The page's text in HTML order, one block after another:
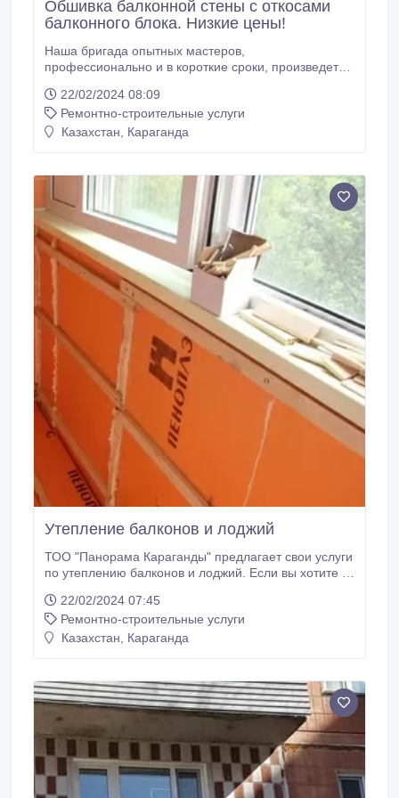
Обшивка балконной стены с откосами
балконного блока. Низкие цены!
Наша бригада опытных мастеров,
профессионально и в короткие сроки, произведет
пластиковые откосы балконного блока. Мы
используем только самые качественные материалы.
Своим клиентам мы предложим различные
22/02/2024 08:09
Ремонтно-строительные услуги
Казахстан, Караганда
Утепление балконов и лоджий
ТОО "Панорама Караганды" предлагает свои услуги
по утеплению балконов и лоджий. Если вы хотите ,
теплыми, по сравнению с обычным остекленным
балконом, наши мастера могут дополнительно
утеплить его пеноплексом. Пеноплекс считается
22/02/2024 07:45
Ремонтно-строительные услуги
Казахстан, Караганда